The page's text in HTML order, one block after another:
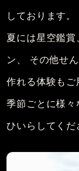
しております。
夏には星空鑑賞
ン、 その他せ
作れる体験もご
季節ごとに様々
ひいらしてくだ